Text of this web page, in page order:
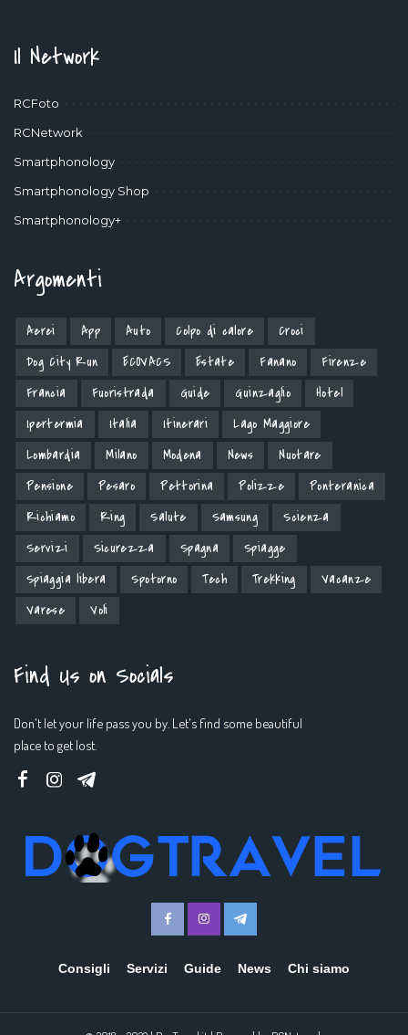
Il Network
RCFoto
RCNetwork
Smartphonology
Smartphonology Shop
Smartphonology+
Argomenti
Aerei App Auto Colpo di calore
Croci
Dog City Run
ECOVACS Estate Fanano
Firenze
Francia
Fuoristrada Guide Guinzaglio
Hotel
Ipertermia
Italia Itinerari
Lago Maggiore
Lombardia
Milano Modena News
Nuotare
Pensione
Pesaro Pettorina Polizze
Ponteranica
Richiamo
Ring Salute Samsung
Scienza
Servizi
Sicurezza Spagna
Spiagge
Spiaggia libera
Spotorno Tech Trekking
Vacanze
Varese
Voli
Find Us on Socials
Don't let your life pass you by. Let's find some beautiful
place to get lost.
Consigli Servizi Guide News Chi siamo